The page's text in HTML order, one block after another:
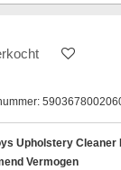
Upholstery Cleaner
Vermogen